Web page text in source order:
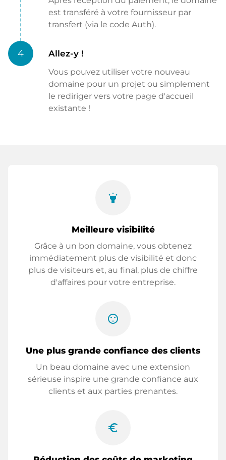
est transféré à votre fournisseur par
transfert (via le code Auth).
4 Allez-y !
Vous pouvez utiliser votre nouveau
domaine pour un projet ou simplement
le rediriger vers votre page d'accueil
existante !
highlight
Meilleure visibilité
Grâce à un bon domaine, vous obtenez
immédiatement plus de visibilité et donc
plus de visiteurs et, au final, plus de chiffre
d'affaires pour votre entreprise.
sentiment_satisfied
Une plus grande confiance des clients
Un beau domaine avec une extension
sérieuse inspire une grande confiance aux
clients et aux parties prenantes.
euro_symbol